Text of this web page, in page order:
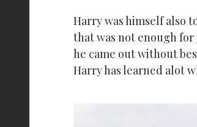
Harry was himself also
that was not enough for
he came out without
Harry has learned alot